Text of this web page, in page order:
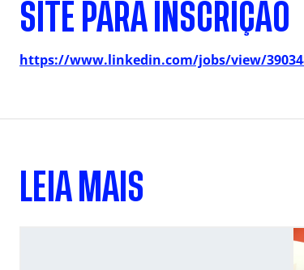
SITE PARA INSCRIÇÃO
https://www.linkedin.com/jobs/view/
LEIA MAIS